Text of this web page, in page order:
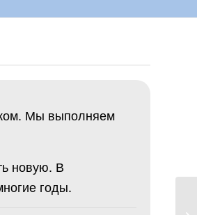
Мы выполняем
новую. В
годы.